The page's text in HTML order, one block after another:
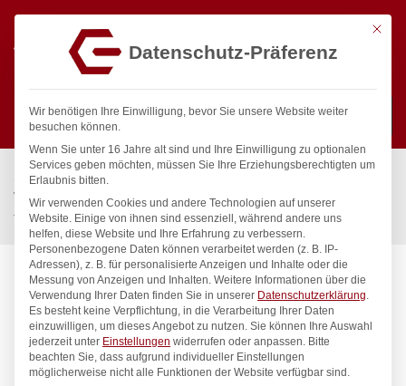
Suchen
Start / Gastronomiebedarf & Gastro Geräte für Profis
Wassertechnik
Geschirrwaschbrause
topfix Geschirrwaschbrause 1/2″
Mit
Datenschutz-Präferenz
Wir benötigen Ihre Einwilligung, bevor Sie unsere Website weiter
besuchen können.
Wenn Sie unter 16 Jahre alt sind und Ihre Einwilligung zu optionalen
Services geben möchten, müssen Sie Ihre Erziehungsberechtigten um
Erlaubnis bitten.
Wir verwenden Cookies und andere Technologien auf unserer
Website. Einige von ihnen sind essenziell, während andere uns
helfen, diese Website und Ihre Erfahrung zu verbessern.
Personenbezogene Daten können verarbeitet werden (z. B. IP-
Adressen), z. B. für personalisierte Anzeigen und Inhalte oder die
Messung von Anzeigen und Inhalten. Weitere Informationen über die
Verwendung Ihrer Daten finden Sie in unserer Datenschutzerklärung.
Es besteht keine Verpflichtung, in die Verarbeitung Ihrer Daten
einzuwilligen, um dieses Angebot zu nutzen. Sie können Ihre Auswahl
jederzeit unter Einstellungen widerrufen oder anpassen. Bitte
beachten Sie, dass aufgrund individueller Einstellungen
möglicherweise nicht alle Funktionen der Website verfügbar sind.